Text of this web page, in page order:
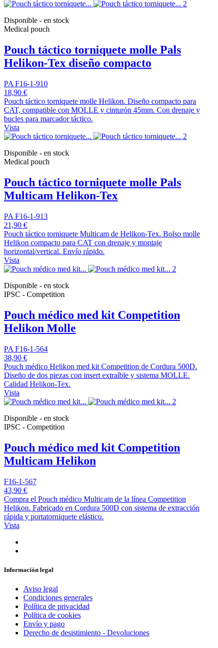
Disponible - en stock
Medical pouch
Pouch táctico torniquete molle Pals
Helikon-Tex diseño compacto
PA F16-1-910
18,90 €
Pouch táctico torniquete molle Helikon. Diseño compacto para
CAT, compatible con MOLLE y cinturón 45mm. Con drenaje y
bucles para marcador táctico.
Vista
Disponible - en stock
Medical pouch
Pouch táctico torniquete molle Pals
Multicam Helikon-Tex
PA F16-1-913
21,90 €
Pouch táctico torniquete Multicam de Helikon-Tex. Bolso molle
Helikon compacto para CAT con drenaje y montaje
horizontal/vertical. Envío rápido.
Vista
Disponible - en stock
IPSC - Competition
Pouch médico med kit Competition
Helikon Molle
PA F16-1-564
38,90 €
Pouch médico Helikon med kit Competition de Cordura 500D.
Diseño de dos piezas con insert extraíble y sistema MOLLE.
Calidad Helikon-Tex.
Vista
Disponible - en stock
IPSC - Competition
Pouch médico med kit Competition
Multicam Helikon
F16-1-567
43,90 €
Compra el Pouch médico Multicam de la línea Competition
Helikon. Fabricado en Cordura 500D con sistema de extracción
rápida y portatorniquete elástico.
Vista
Información legal
Aviso legal
Condiciones generales
Política de privacidad
Política de cookies
Envío y pago
Derecho de desistimiento - Devoluciones